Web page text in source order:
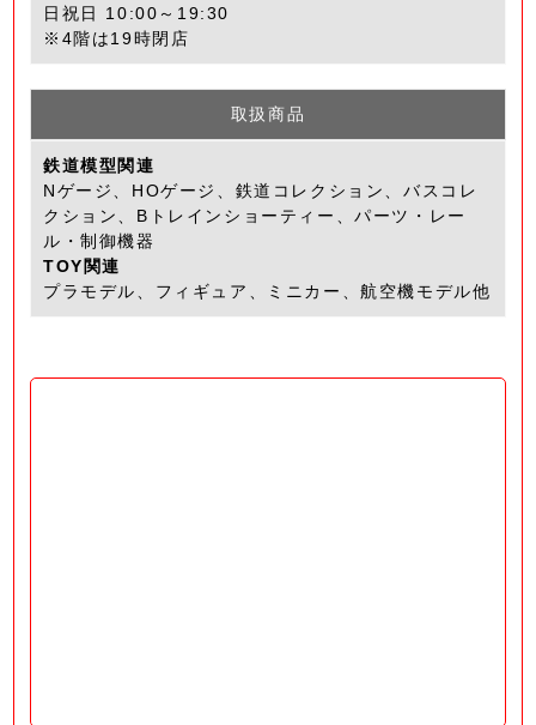
日祝日 10:00～19:30
※4階は19時閉店
取扱商品
鉄道模型関連
Nゲージ、HOゲージ、鉄道コレクション、バスコレ
クション、Bトレインショーティー、パーツ・レー
ル・制御機器
TOY関連
プラモデル、フィギュア、ミニカー、航空機モデル他